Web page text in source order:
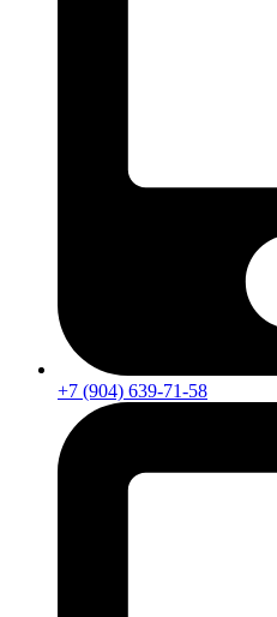
+7 (904) 639-71-58